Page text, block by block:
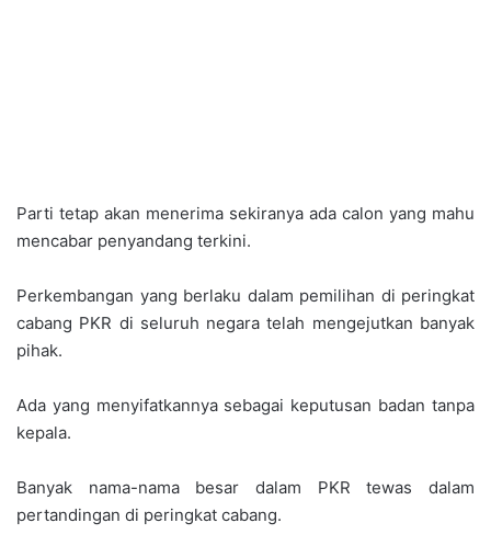
Parti tetap akan menerima sekiranya ada calon yang mahu
mencabar penyandang terkini.
Perkembangan yang berlaku dalam pemilihan di peringkat
cabang PKR di seluruh negara telah mengejutkan banyak
pihak.
Ada yang menyifatkannya sebagai keputusan badan tanpa
kepala.
Banyak nama-nama besar dalam PKR tewas dalam
pertandingan di peringkat cabang.